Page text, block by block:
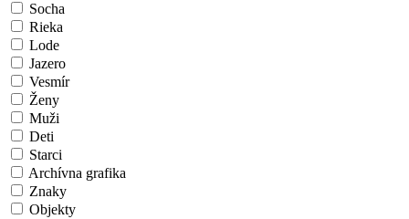
Socha
Rieka
Lode
Jazero
Vesmír
Ženy
Muži
Deti
Starci
Archívna grafika
Znaky
Objekty